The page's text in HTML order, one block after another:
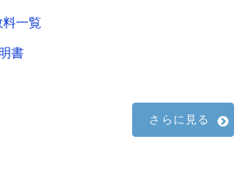
一覧
書
さらに見る